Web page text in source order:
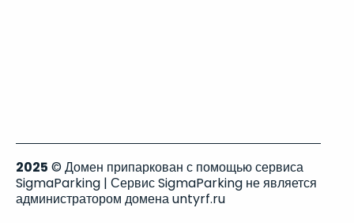
2025 © Домен припаркован с помощью сервиса
SigmaParking | Сервис SigmaParking не является
администратором домена untyrf.ru